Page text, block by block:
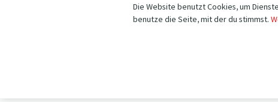
Die Website benutzt Cookies, um
benutze die Seite, mit der du stimmst.
Räder & Rollen